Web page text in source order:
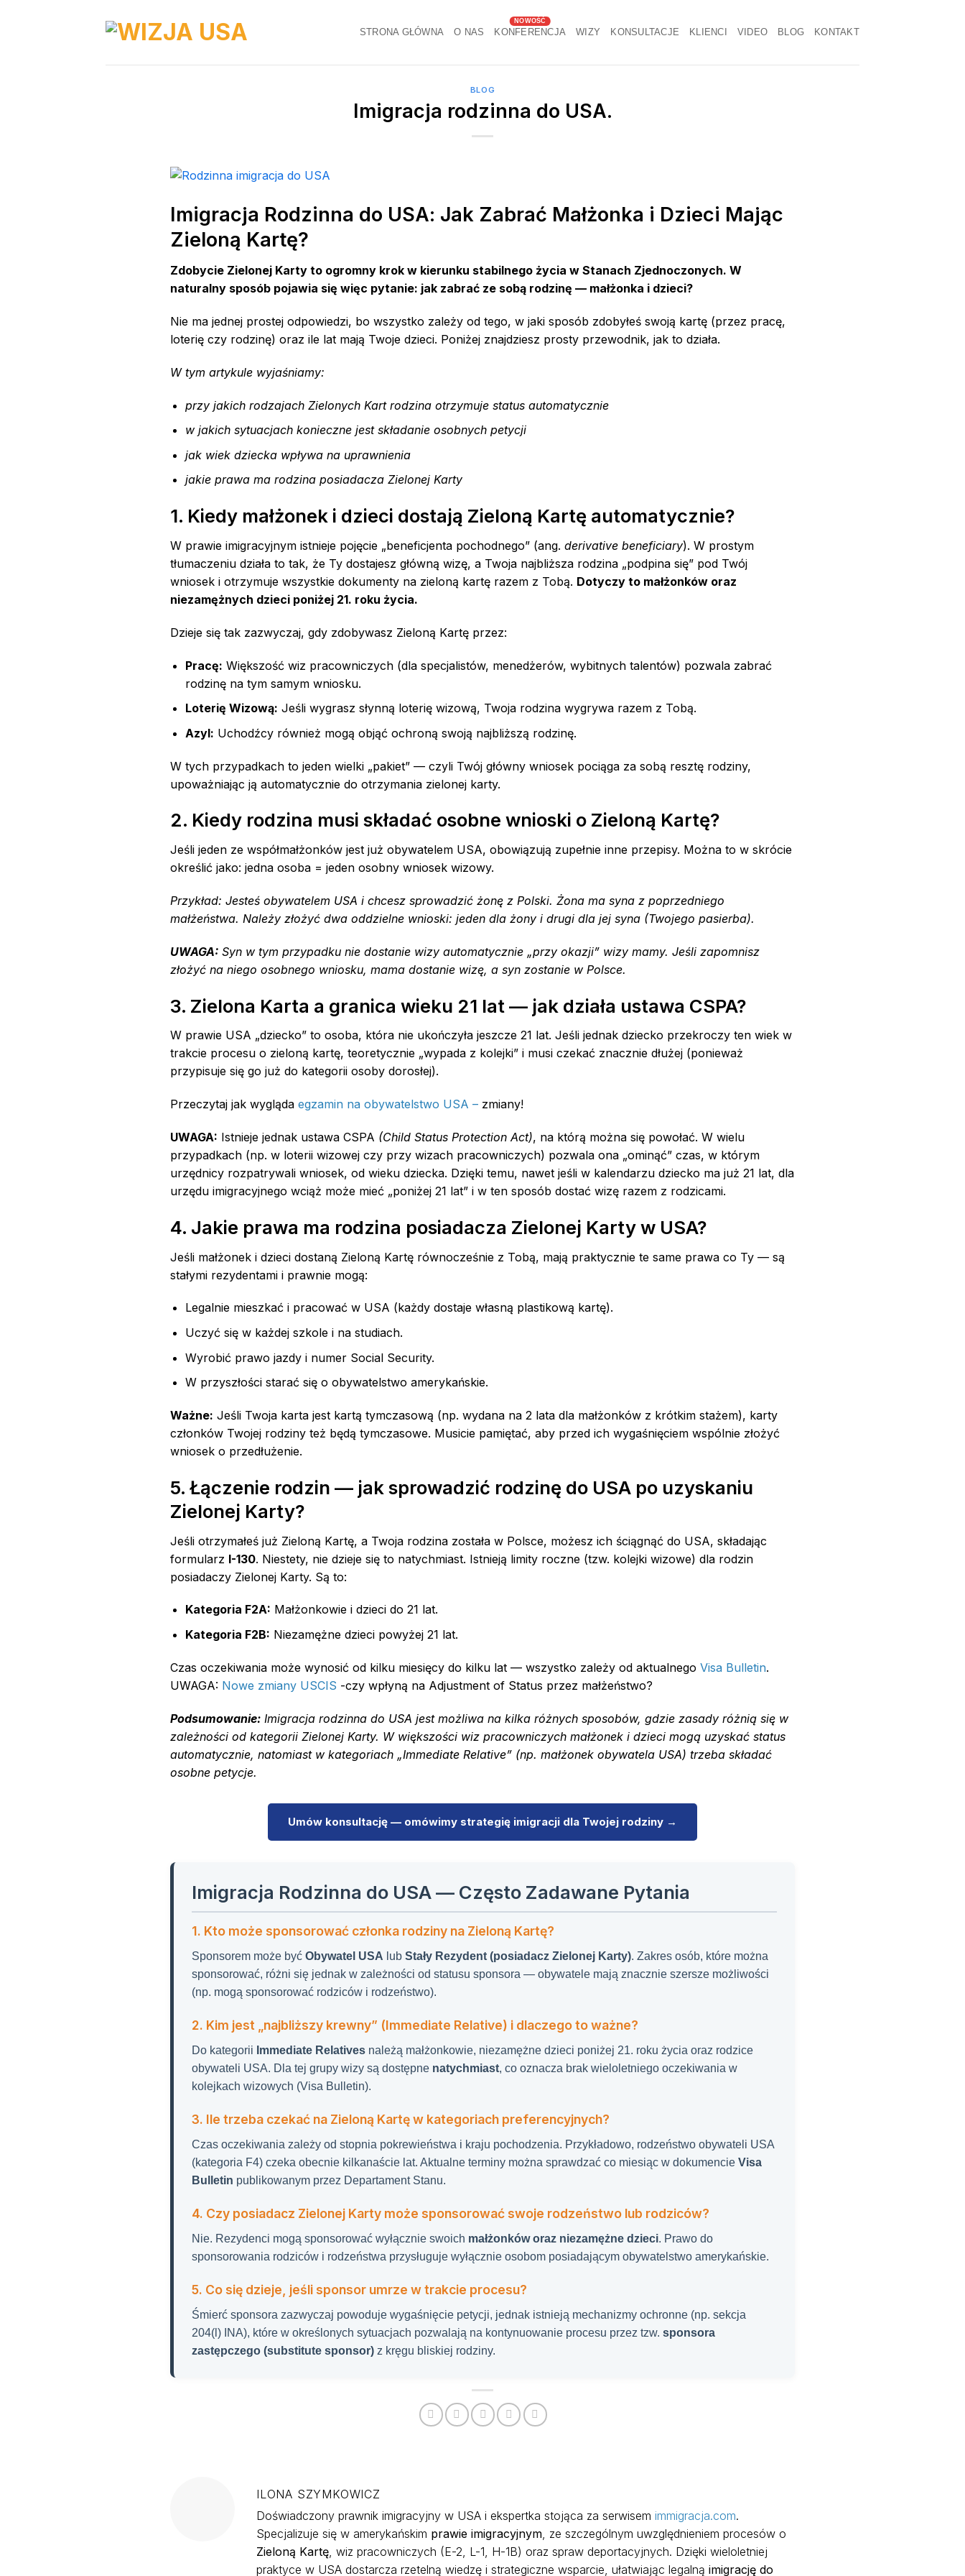
STRONA GŁÓWNA O NAS KONFERENCJA WIZY KONSULTACJE KLIENCI VIDEO BLOG KONTAKT
BLOG
Imigracja rodzinna do USA.
Imigracja Rodzinna do USA: Jak Zabrać Małżonka i Dzieci Mając
Zieloną Kartę?
Zdobycie Zielonej Karty to ogromny krok w kierunku stabilnego życia w Stanach Zjednoczonych. W
naturalny sposób pojawia się więc pytanie: jak zabrać ze sobą rodzinę — małżonka i dzieci?
Nie ma jednej prostej odpowiedzi, bo wszystko zależy od tego, w jaki sposób zdobyłeś swoją kartę (przez pracę,
loterię czy rodzinę) oraz ile lat mają Twoje dzieci. Poniżej znajdziesz prosty przewodnik, jak to działa.
W tym artykule wyjaśniamy:
przy jakich rodzajach Zielonych Kart rodzina otrzymuje status automatycznie
w jakich sytuacjach konieczne jest składanie osobnych petycji
jak wiek dziecka wpływa na uprawnienia
jakie prawa ma rodzina posiadacza Zielonej Karty
1. Kiedy małżonek i dzieci dostają Zieloną Kartę automatycznie?
W prawie imigracyjnym istnieje pojęcie „beneficjenta pochodnego” (ang. derivative beneficiary). W prostym
tłumaczeniu działa to tak, że Ty dostajesz główną wizę, a Twoja najbliższa rodzina „podpina się” pod Twój
wniosek i otrzymuje wszystkie dokumenty na zieloną kartę razem z Tobą. Dotyczy to małżonków oraz
niezamężnych dzieci poniżej 21. roku życia.
Dzieje się tak zazwyczaj, gdy zdobywasz Zieloną Kartę przez:
Pracę: Większość wiz pracowniczych (dla specjalistów, menedżerów, wybitnych talentów) pozwala zabrać
rodzinę na tym samym wniosku.
Loterię Wizową: Jeśli wygrasz słynną loterię wizową, Twoja rodzina wygrywa razem z Tobą.
Azyl: Uchodźcy również mogą objąć ochroną swoją najbliższą rodzinę.
W tych przypadkach to jeden wielki „pakiet” — czyli Twój główny wniosek pociąga za sobą resztę rodziny,
upoważniając ją automatycznie do otrzymania zielonej karty.
2. Kiedy rodzina musi składać osobne wnioski o Zieloną Kartę?
Jeśli jeden ze współmałżonków jest już obywatelem USA, obowiązują zupełnie inne przepisy. Można to w skrócie
określić jako: jedna osoba = jeden osobny wniosek wizowy.
Przykład: Jesteś obywatelem USA i chcesz sprowadzić żonę z Polski. Żona ma syna z poprzedniego
małżeństwa. Należy złożyć dwa oddzielne wnioski: jeden dla żony i drugi dla jej syna (Twojego pasierba).
UWAGA: Syn w tym przypadku nie dostanie wizy automatycznie „przy okazji” wizy mamy. Jeśli zapomnisz
złożyć na niego osobnego wniosku, mama dostanie wizę, a syn zostanie w Polsce.
3. Zielona Karta a granica wieku 21 lat — jak działa ustawa CSPA?
W prawie USA „dziecko” to osoba, która nie ukończyła jeszcze 21 lat. Jeśli jednak dziecko przekroczy ten wiek w
trakcie procesu o zieloną kartę, teoretycznie „wypada z kolejki” i musi czekać znacznie dłużej (ponieważ
przypisuje się go już do kategorii osoby dorosłej).
Przeczytaj jak wygląda egzamin na obywatelstwo USA – zmiany!
UWAGA: Istnieje jednak ustawa CSPA (Child Status Protection Act), na którą można się powołać. W wielu
przypadkach (np. w loterii wizowej czy przy wizach pracowniczych) pozwala ona „ominąć” czas, w którym
urzędnicy rozpatrywali wniosek, od wieku dziecka. Dzięki temu, nawet jeśli w kalendarzu dziecko ma już 21 lat, dla
urzędu imigracyjnego wciąż może mieć „poniżej 21 lat” i w ten sposób dostać wizę razem z rodzicami.
4. Jakie prawa ma rodzina posiadacza Zielonej Karty w USA?
Jeśli małżonek i dzieci dostaną Zieloną Kartę równocześnie z Tobą, mają praktycznie te same prawa co Ty — są
stałymi rezydentami i prawnie mogą:
Legalnie mieszkać i pracować w USA (każdy dostaje własną plastikową kartę).
Uczyć się w każdej szkole i na studiach.
Wyrobić prawo jazdy i numer Social Security.
W przyszłości starać się o obywatelstwo amerykańskie.
Ważne: Jeśli Twoja karta jest kartą tymczasową (np. wydana na 2 lata dla małżonków z krótkim stażem), karty
członków Twojej rodziny też będą tymczasowe. Musicie pamiętać, aby przed ich wygaśnięciem wspólnie złożyć
wniosek o przedłużenie.
5. Łączenie rodzin — jak sprowadzić rodzinę do USA po uzyskaniu
Zielonej Karty?
Jeśli otrzymałeś już Zieloną Kartę, a Twoja rodzina została w Polsce, możesz ich ściągnąć do USA, składając
formularz I-130. Niestety, nie dzieje się to natychmiast. Istnieją limity roczne (tzw. kolejki wizowe) dla rodzin
posiadaczy Zielonej Karty. Są to:
Kategoria F2A: Małżonkowie i dzieci do 21 lat.
Kategoria F2B: Niezamężne dzieci powyżej 21 lat.
Czas oczekiwania może wynosić od kilku miesięcy do kilku lat — wszystko zależy od aktualnego Visa Bulletin.
UWAGA: Nowe zmiany USCIS -czy wpłyną na Adjustment of Status przez małżeństwo?
Podsumowanie: Imigracja rodzinna do USA jest możliwa na kilka różnych sposobów, gdzie zasady różnią się w
zależności od kategorii Zielonej Karty. W większości wiz pracowniczych małżonek i dzieci mogą uzyskać status
automatycznie, natomiast w kategoriach „Immediate Relative” (np. małżonek obywatela USA) trzeba składać
osobne petycje.
Umów konsultację — omówimy strategię imigracji dla Twojej rodziny →
Imigracja Rodzinna do USA — Często Zadawane Pytania
1. Kto może sponsorować członka rodziny na Zieloną Kartę?
Sponsorem może być Obywatel USA lub Stały Rezydent (posiadacz Zielonej Karty). Zakres osób, które można
sponsorować, różni się jednak w zależności od statusu sponsora — obywatele mają znacznie szersze możliwości
(np. mogą sponsorować rodziców i rodzeństwo).
2. Kim jest „najbliższy krewny” (Immediate Relative) i dlaczego to ważne?
Do kategorii Immediate Relatives należą małżonkowie, niezamężne dzieci poniżej 21. roku życia oraz rodzice
obywateli USA. Dla tej grupy wizy są dostępne natychmiast, co oznacza brak wieloletniego oczekiwania w
kolejkach wizowych (Visa Bulletin).
3. Ile trzeba czekać na Zieloną Kartę w kategoriach preferencyjnych?
Czas oczekiwania zależy od stopnia pokrewieństwa i kraju pochodzenia. Przykładowo, rodzeństwo obywateli USA
(kategoria F4) czeka obecnie kilkanaście lat. Aktualne terminy można sprawdzać co miesiąc w dokumencie Visa
Bulletin publikowanym przez Departament Stanu.
4. Czy posiadacz Zielonej Karty może sponsorować swoje rodzeństwo lub rodziców?
Nie. Rezydenci mogą sponsorować wyłącznie swoich małżonków oraz niezamężne dzieci. Prawo do
sponsorowania rodziców i rodzeństwa przysługuje wyłącznie osobom posiadającym obywatelstwo amerykańskie.
5. Co się dzieje, jeśli sponsor umrze w trakcie procesu?
Śmierć sponsora zazwyczaj powoduje wygaśnięcie petycji, jednak istnieją mechanizmy ochronne (np. sekcja
204(l) INA), które w określonych sytuacjach pozwalają na kontynuowanie procesu przez tzw. sponsora
zastępczego (substitute sponsor) z kręgu bliskiej rodziny.
ILONA SZYMKOWICZ
Doświadczony prawnik imigracyjny w USA i ekspertka stojąca za serwisem immigracja.com.
Specjalizuje się w amerykańskim prawie imigracyjnym , ze szczególnym uwzględnieniem procesów o
Zieloną Kartę , wiz pracowniczych (E-2, L-1, H-1B) oraz spraw deportacyjnych. Dzięki wieloletniej
praktyce w USA dostarcza rzetelną wiedzę i strategiczne wsparcie, ułatwiając legalną imigrację do